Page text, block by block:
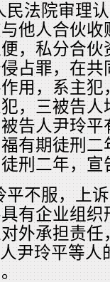
民法院审理
他人合伙
，私分合
占罪，在
用，系主
，三被告
告人尹玲
有期徒刑
刑二年，宣
平不服，上
有企业组
外承担责
尹玲平等